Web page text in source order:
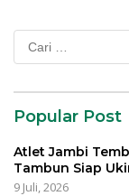
Cari
untuk:
Popular Post
Atlet Jambi
Tambun Siap
9 Juli, 2026